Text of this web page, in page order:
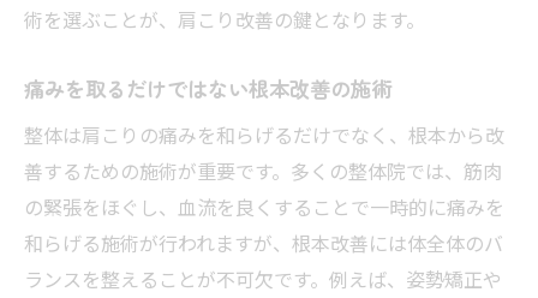
術を選ぶことが、肩こり改善の鍵となります。
痛みを取るだけではない根本改善の施術
整体は肩こりの痛みを和らげるだけでなく、根本から改
善するための施術が重要です。多くの整体院では、筋肉
の緊張をほぐし、血流を良くすることで一時的に痛みを
和らげる施術が行われますが、根本改善には体全体のバ
ランスを整えることが不可欠です。例えば、姿勢矯正や